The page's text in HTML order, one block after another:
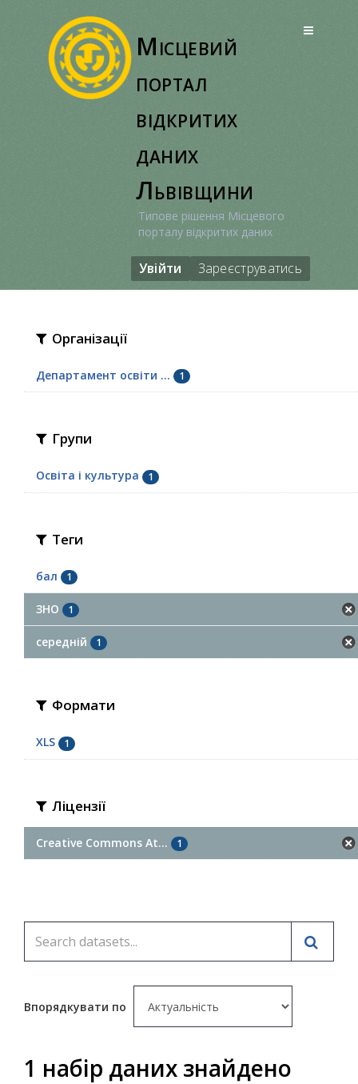
Місцевий
портал
відкритих
даних
Львівщини
Типове рішення Місцевого
порталу відкритих даних
Увійти Зареєструватись
Організації
Департамент освіти ... 1
Групи
Освіта і культура 1
Теги
бал 1
ЗНО 1
середній 1
Формати
XLS 1
Ліцензії
Creative Commons At... 1
Впорядкувати по
1 набір даних знайдено